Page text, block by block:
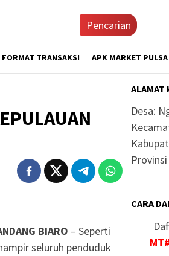
Pencarian
FORMAT TRANSAKSI APK MARKET PULSA
BIARO – Seperti
seluruh penduduk
ALAMAT
Desa:
CARA